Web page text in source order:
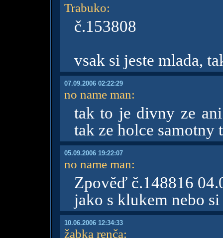
Trabuko:
č.153808
vsak si jeste mlada,
07.09.2006 02:22:29
no name man:
tak to je divny ze
tak ze holce samotny
05.09.2006 19:22:07
no name man:
Zpověď č.148816
jako s klukem nebo
10.06.2006 12:34:33
žabka renča: